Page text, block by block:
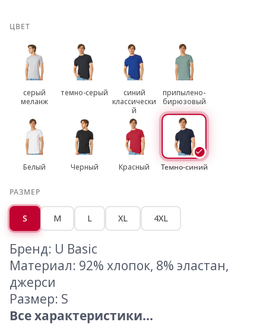
ЦВЕТ
серый
меланж
темно-серый
синий
классически
й
припылено-
бирюзовый
Белый Черный Красный Темно-синий
РАЗМЕР
S M L XL 4XL
Бренд: U Basic
Материал: 92% хлопок, 8% эластан,
джерси
Размер: S
Все характеристики...